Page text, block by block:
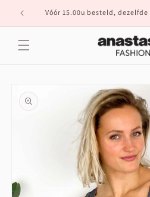
naar deVóór 15.00u besteld,